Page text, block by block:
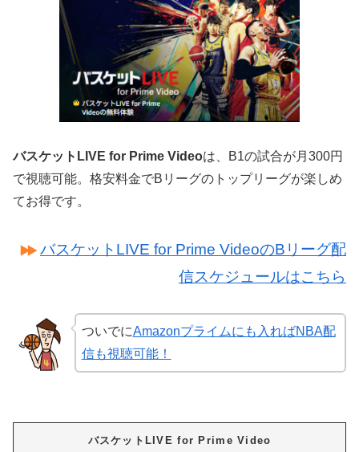
バスケットLIVE for Prime Videoは、B1の試合が月300円
で視聴可能。格安料金でBリーグのトップリーグが楽しめ
てお得です。
バスケットLIVE for Prime VideoのBリーグ配
信スケジュールはこちら
ついでにAmazonプライムにも入ればNBA配
信も視聴可能！
バスケットLIVE for Prime Video